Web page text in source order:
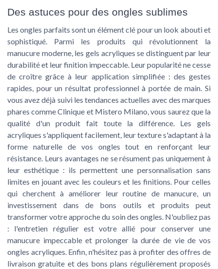
Des astuces pour des ongles sublimes
Les ongles parfaits sont un élément clé pour un look abouti et
sophistiqué. Parmi les produits qui révolutionnent la
manucure moderne, les gels acryliques se distinguent par leur
durabilité et leur finition impeccable. Leur popularité ne cesse
de croître grâce à leur application simplifiée : des gestes
rapides, pour un résultat professionnel à portée de main. Si
vous avez déjà suivi les tendances actuelles avec des marques
phares comme Clinique et Mistero Milano, vous saurez que la
qualité d'un produit fait toute la différence. Les gels
acryliques s'appliquent facilement, leur texture s'adaptant à la
forme naturelle de vos ongles tout en renforçant leur
résistance. Leurs avantages ne se résument pas uniquement à
leur esthétique : ils permettent une personnalisation sans
limites en jouant avec les couleurs et les finitions. Pour celles
qui cherchent à améliorer leur routine de manucure, un
investissement dans de bons outils et produits peut
transformer votre approche du soin des ongles. N'oubliez pas
: l'entretien régulier est votre allié pour conserver une
manucure impeccable et prolonger la durée de vie de vos
ongles acryliques. Enfin, n'hésitez pas à profiter des offres de
livraison gratuite et des bons plans régulièrement proposés